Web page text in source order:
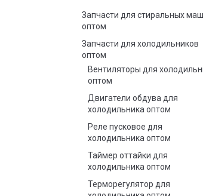
Запчасти для стиральных
оптом
Запчасти для холодильников
оптом
Вентиляторы для
оптом
Двигатели обдува для
холодильника оптом
Реле пусковое для
холодильника оптом
Таймер оттайки для
холодильника оптом
Терморегулятор для